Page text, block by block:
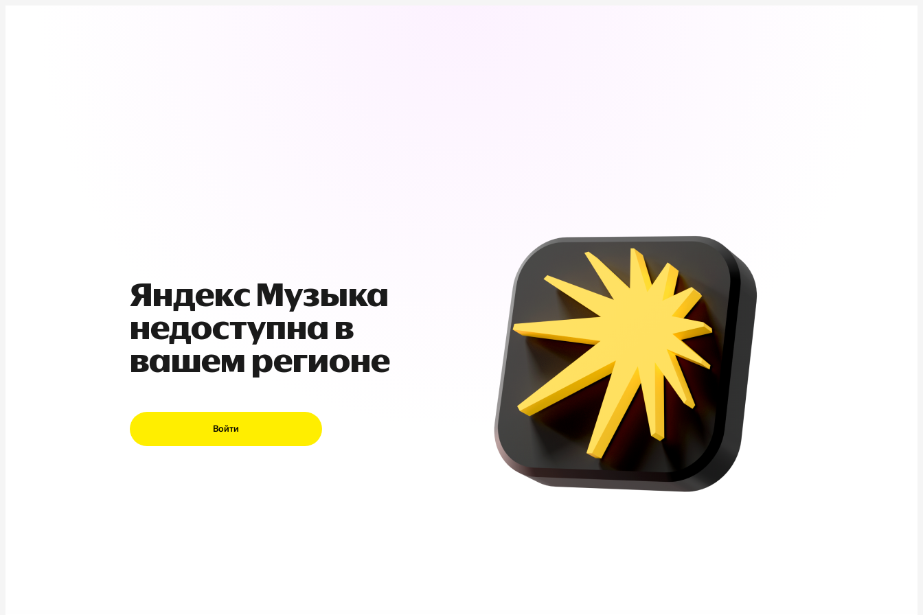
Яндекс Музыка
недоступна в
вашем регионе
Войти